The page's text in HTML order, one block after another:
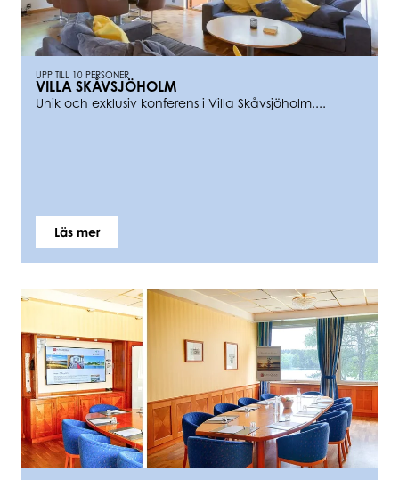
UPP TILL 10 PERSONER
VILLA SKÅVSJÖHOLM
Unik och exklusiv konferens i Villa Skåvsjöholm....
Läs mer